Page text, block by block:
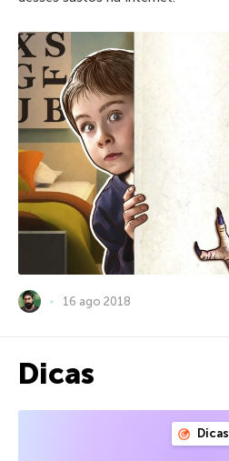
16 ago 2018
Dicas
Dicas